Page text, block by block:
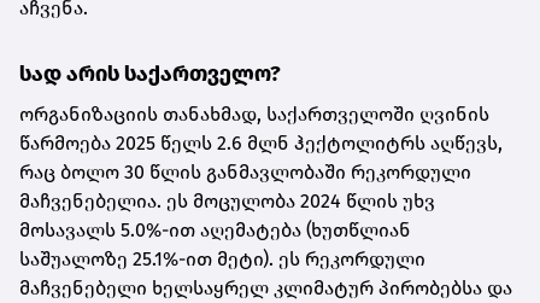
აჩვენა.
სად არის საქართველო?
ორგანიზაციის თანახმად, საქართველოში ღვინის
წარმოება 2025 წელს 2.6 მლნ ჰექტოლიტრს აღწევს,
რაც ბოლო 30 წლის განმავლობაში რეკორდული
მაჩვენებელია. ეს მოცულობა 2024 წლის უხვ
მოსავალს 5.0%-ით აღემატება (ხუთწლიან
საშუალოზე 25.1%-ით მეტი). ეს რეკორდული
მაჩვენებელი ხელსაყრელ კლიმატურ პირობებსა და